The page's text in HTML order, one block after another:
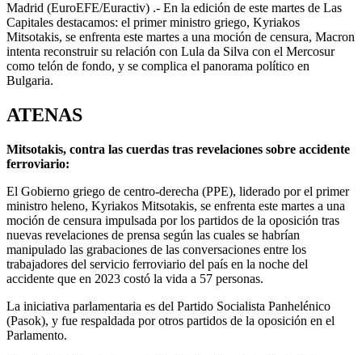
Madrid (EuroEFE/Euractiv) .- En la edición de este martes de Las
Capitales destacamos: el primer ministro griego, Kyriakos
Mitsotakis, se enfrenta este martes a una moción de censura, Macron
intenta reconstruir su relación con Lula da Silva con el Mercosur
como telón de fondo, y se complica el panorama político en
Bulgaria.
ATENAS
Mitsotakis, contra las cuerdas tras revelaciones sobre accidente
ferroviario:
El Gobierno griego de centro-derecha (PPE), liderado por el primer
ministro heleno, Kyriakos Mitsotakis, se enfrenta este martes a una
moción de censura impulsada por los partidos de la oposición tras
nuevas revelaciones de prensa según las cuales se habrían
manipulado las grabaciones de las conversaciones entre los
trabajadores del servicio ferroviario del país en la noche del
accidente que en 2023 costó la vida a 57 personas.
La iniciativa parlamentaria es del Partido Socialista Panhelénico
(Pasok), y fue respaldada por otros partidos de la oposición en el
Parlamento.